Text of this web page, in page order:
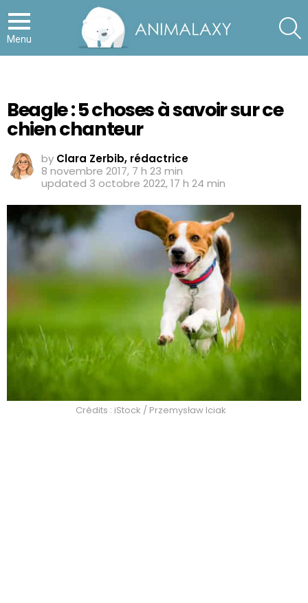
Menu
Beagle : 5 choses à savoir sur ce
chien chanteur
by Clara Zerbib, rédactrice
8 novembre 2017, 7 h 23 min
updated 3 octobre 2022, 17 h 24 min
Crédits : iStock / Przemysław Iciak